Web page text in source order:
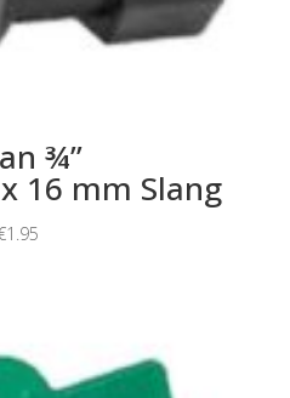
¾”
16 mm Slang
1.95